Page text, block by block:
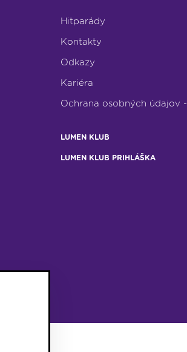
Hitparády
Kontakty
Odkazy
Kariéra
Ochrana osobných údajov
LUMEN KLUB
LUMEN KLUB PRIHLÁŠKA